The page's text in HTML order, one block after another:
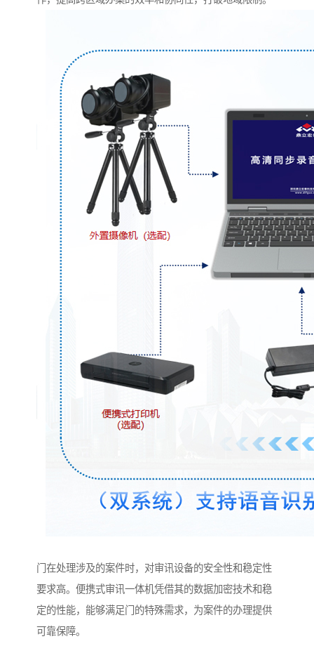
门在处理涉及的案件时，对审讯设备的安全性和稳定性
要求高。便携式审讯一体机凭借其的数据加密技术和稳
定的性能，能够满足门的特殊需求，为案件的办理提供
可靠保障。​